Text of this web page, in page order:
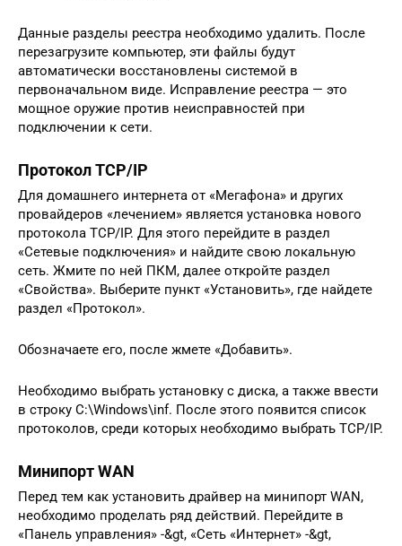
Данные разделы реестра необходимо удалить. После
перезагрузите компьютер, эти файлы будут
автоматически восстановлены системой в
первоначальном виде. Исправление реестра — это
мощное оружие против неисправностей при
подключении к сети.
Протокол TCP/IP
Для домашнего интернета от «Мегафона» и других
провайдеров «лечением» является установка нового
протокола TCP/IP. Для этого перейдите в раздел
«Сетевые подключения» и найдите свою локальную
сеть. Жмите по ней ПКМ, далее откройте раздел
«Свойства». Выберите пункт «Установить», где найдете
раздел «Протокол».
Обозначаете его, после жмете «Добавить».
Необходимо выбрать установку с диска, а также ввести
в строку C:\Windows\inf. После этого появится список
протоколов, среди которых необходимо выбрать TCP/IP.
Минипорт WAN
Перед тем как установить драйвер на минипорт WAN,
необходимо проделать ряд действий. Перейдите в
«Панель управления» -&gt, «Сеть «Интернет» -&gt,